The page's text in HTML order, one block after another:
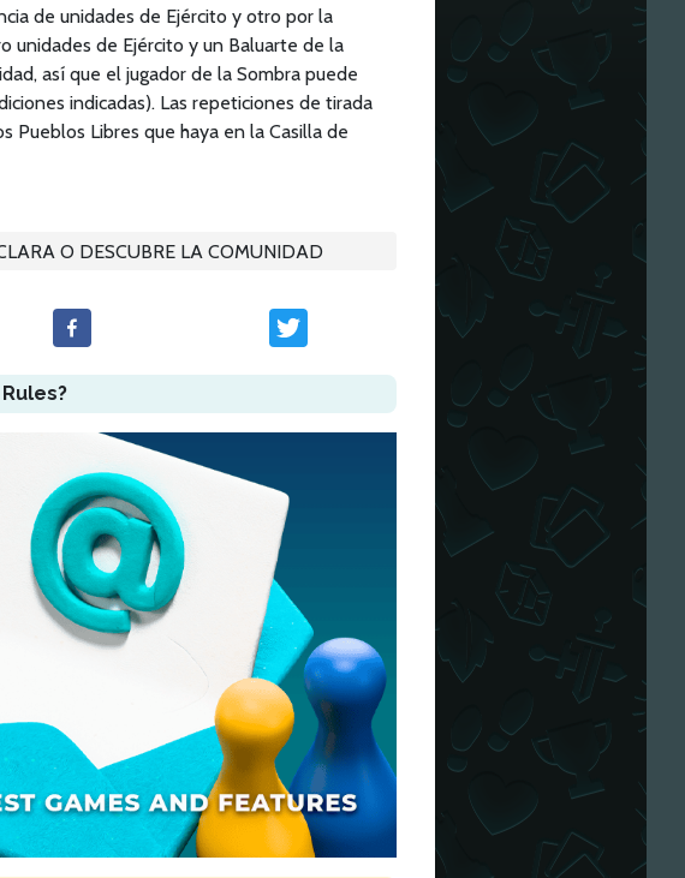
de unidades de Ejército y otro por la
unidades de Ejército y un Baluarte de la
así que el jugador de la Sombra puede
indicadas). Las repeticiones de tirada
Pueblos Libres que haya en la Casilla de
O DESCUBRE LA COMUNIDAD